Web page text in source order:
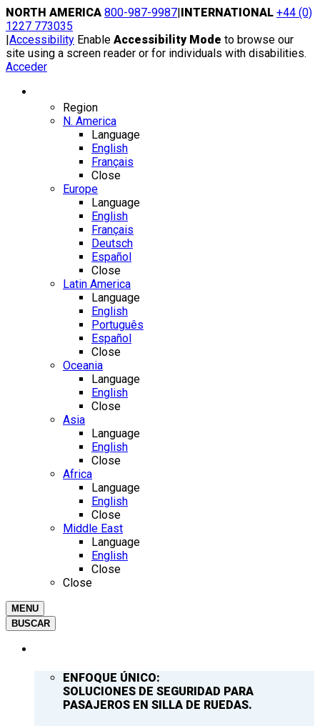
Skip
to
content
NORTH AMERICA 800-987-9987|INTERNATIONAL +44 (0)
1227 773035
|Accessibility Enable Accessibility Mode to browse our
site using a screen reader or for individuals with disabilities.
Acceder
Region
N. America
Language
English
Français
Close
Europe
Language
English
Français
Deutsch
Español
Close
Latin America
Language
English
Português
Español
Close
Oceania
Language
English
Close
Asia
Language
English
Close
Africa
Language
English
Close
Middle East
Language
English
Close
Close
MENU
BUSCAR
ENFOQUE ÚNICO:
SOLUCIONES DE SEGURIDAD PARA
PASAJEROS EN SILLA DE RUEDAS.